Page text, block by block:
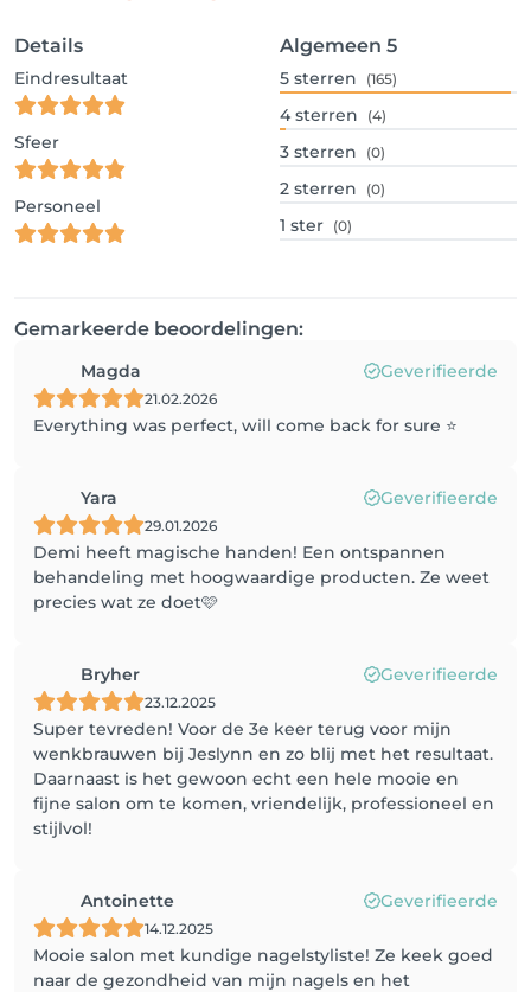
Details
Eindresultaat
Sfeer
Personeel
Algemeen 5
5 sterren (165)
4 sterren (4)
3 sterren (0)
2 sterren (0)
1 ster (0)
Gemarkeerde beoordelingen:
Magda Geverifieerde
21.02.2026
Everything was perfect, will come back for sure ⭐️
Yara Geverifieerde
29.01.2026
Demi heeft magische handen! Een ontspannen
behandeling met hoogwaardige producten. Ze weet
precies wat ze doet🩷
Bryher Geverifieerde
23.12.2025
Super tevreden! Voor de 3e keer terug voor mijn
wenkbrauwen bij Jeslynn en zo blij met het resultaat.
Daarnaast is het gewoon echt een hele mooie en
fijne salon om te komen, vriendelijk, professioneel en
stijlvol!
Antoinette Geverifieerde
14.12.2025
Mooie salon met kundige nagelstyliste! Ze keek goed
naar de gezondheid van mijn nagels en het